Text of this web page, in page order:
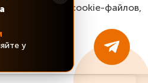
у
cookie-файлов,